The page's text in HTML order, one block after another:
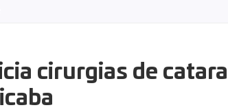
cirurgias de